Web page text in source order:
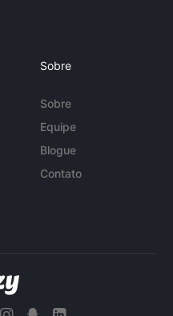
Sobre
Sobre
Equipe
Blogue
Contato